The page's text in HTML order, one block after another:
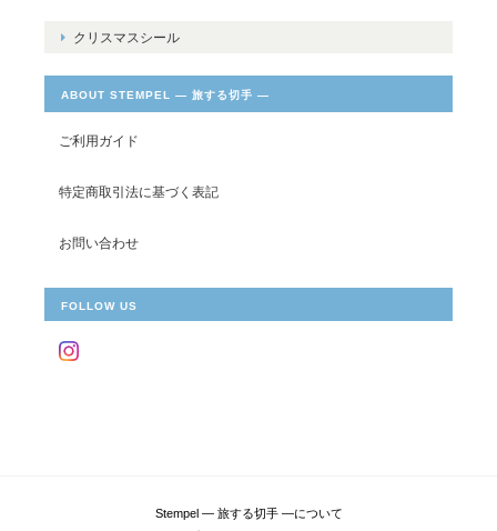
クリスマスシール
ABOUT STEMPEL ― 旅する切手 ―
ご利用ガイド
特定商取引法に基づく表記
お問い合わせ
FOLLOW US
Stempel ― 旅する切手 ―について